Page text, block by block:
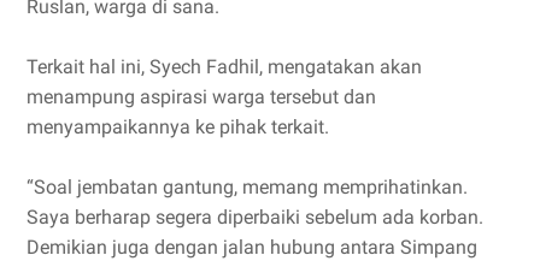
Ruslan, warga di sana.
Terkait hal ini, Syech Fadhil, mengatakan akan
menampung aspirasi warga tersebut dan
menyampaikannya ke pihak terkait.
“Soal jembatan gantung, memang memprihatinkan.
Saya berharap segera diperbaiki sebelum ada korban.
Demikian juga dengan jalan hubung antara Simpang